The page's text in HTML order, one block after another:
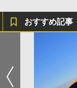
おすすめ記事